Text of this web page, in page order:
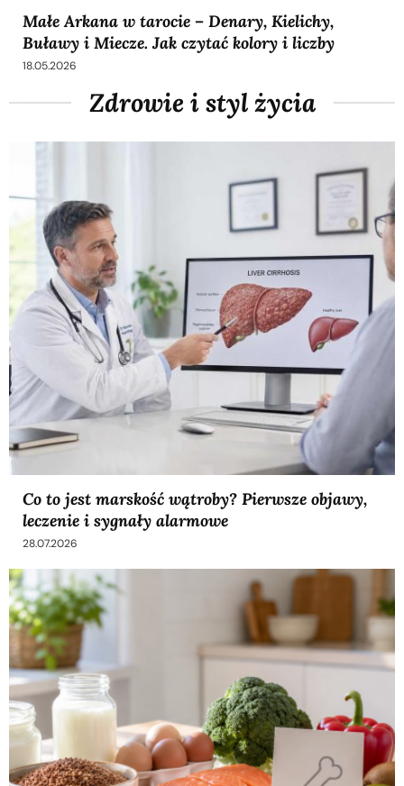
Małe Arkana w tarocie – Denary, Kielichy,
Buławy i Miecze. Jak czytać kolory i liczby
18.05.2026
Zdrowie i styl życia
Co to jest marskość wątroby? Pierwsze objawy,
leczenie i sygnały alarmowe
28.07.2026